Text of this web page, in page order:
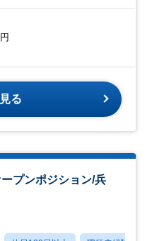
る
プンポジション/兵